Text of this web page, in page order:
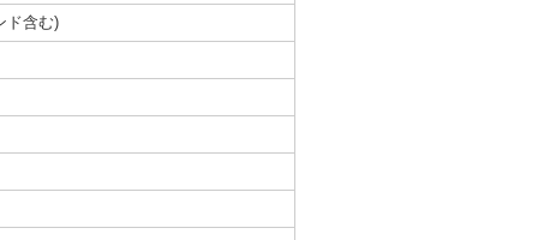
ド含む)